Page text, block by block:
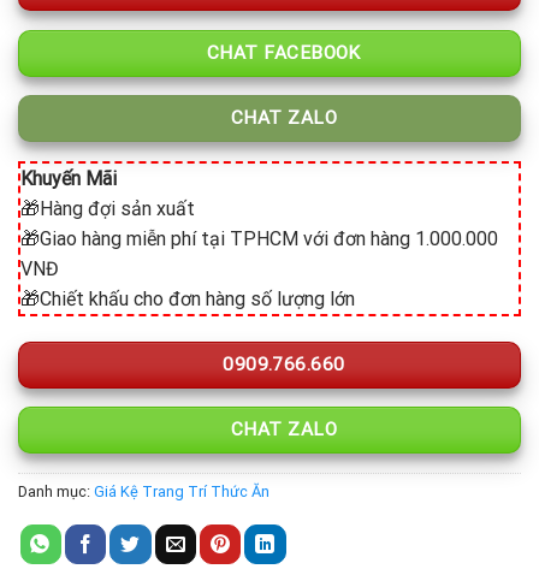
CHAT FACEBOOK
CHAT ZALO
Khuyến Mãi
🎁Hàng đợi sản xuất
🎁Giao hàng miễn phí tại TPHCM với đơn hàng 1.000.000
VNĐ
🎁Chiết khấu cho đơn hàng số lượng lớn
0909.766.660
CHAT ZALO
Danh mục: Giá Kệ Trang Trí Thức Ăn